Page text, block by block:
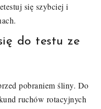
się szybciej i
do testu ze
pobraniem śliny. Do
ruchów rotacyjnych